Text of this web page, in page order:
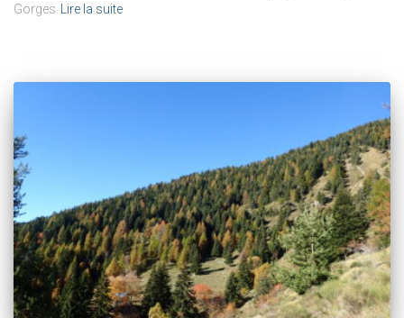
Gorges
Lire la suite